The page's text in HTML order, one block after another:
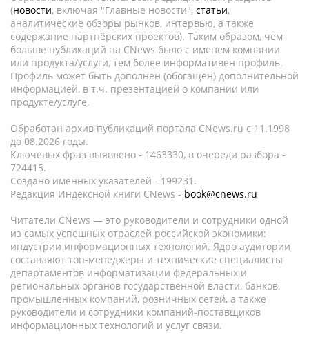
(новости, включая "Главные новости", статьи,
аналитические обзоры рынков, интервью, а также
содержание партнёрских проектов). Таким образом, чем
больше публикаций на CNews было с именем компании
или продукта/услуги, тем более информативен профиль.
Профиль может быть дополнен (обогащен) дополнительной
информацией, в т.ч. презентацией о компании или
продукте/услуге.
Обработан архив публикаций портала CNews.ru c 11.1998
до 08.2026 годы.
Ключевых фраз выявлено - 1463330, в очереди разбора -
724415.
Создано именных указателей - 199231.
Редакция Индексной книги CNews - book@cnews.ru
Читатели CNews — это руководители и сотрудники одной
из самых успешных отраслей российской экономики:
индустрии информационных технологий. Ядро аудитории
составляют топ-менеджеры и технические специалисты
департаментов информатизации федеральных и
региональных органов государственной власти, банков,
промышленных компаний, розничных сетей, а также
руководители и сотрудники компаний-поставщиков
информационных технологий и услуг связи.